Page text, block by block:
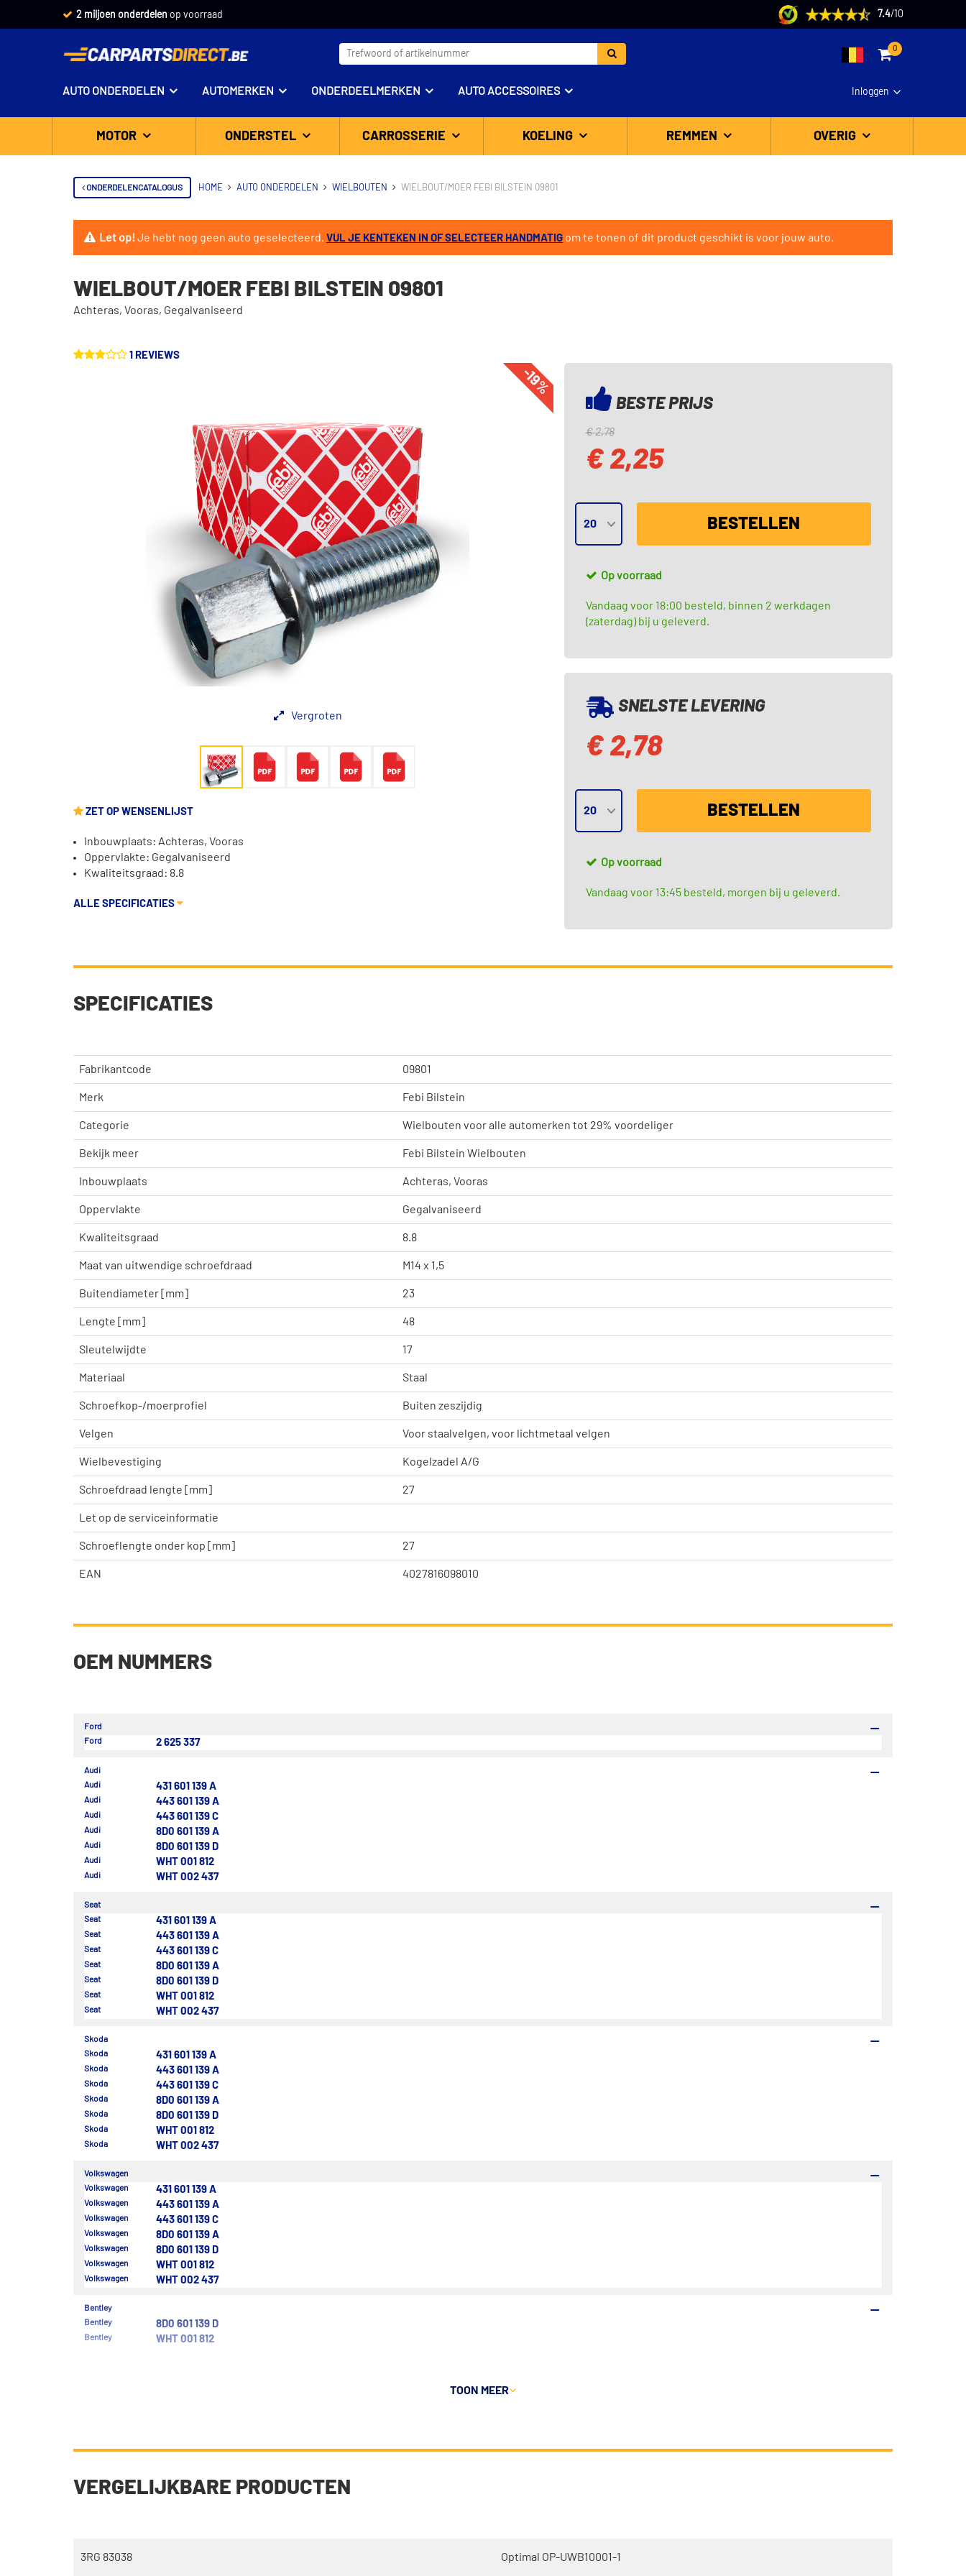
2 miljoen onderdelen op voorraad 7.4/ 10
0
Inloggen
AUTO ONDERDELEN AUTOMERKEN ONDERDEELMERKEN AUTO ACCESSOIRES
MOTOR ONDERSTEL CARROSSERIE KOELING REMMEN OVERIG
ONDERDELENCATALOGUS HOME AUTO ONDERDELEN WIELBOUTEN WIELBOUT/MOER FEBI BILSTEIN 09801
Let op!Je hebt nog geen auto geselecteerd. VUL JE KENTEKEN IN OF SELECTEER HANDMATIG om te tonen of dit product geschikt is voor jouw auto.
WIELBOUT/MOER FEBI BILSTEIN 09801
Achteras, Vooras, Gegalvaniseerd
1 REVIEWS
-19%
Vergroten
ZET OP WENSENLIJST
Inbouwplaats: Achteras, Vooras
Oppervlakte: Gegalvaniseerd
Kwaliteitsgraad: 8.8
ALLE SPECIFICATIES
BESTE PRIJS
€ 2,78
€ 2,25
BESTELLEN
Op voorraad
Vandaag voor 18:00 besteld, binnen 2 werkdagen
(zaterdag) bij u geleverd.
SNELSTE LEVERING
€ 2,78
BESTELLEN
Op voorraad
Vandaag voor 13:45 besteld, morgen bij u geleverd.
SPECIFICATIES
Fabrikantcode 09801
Merk Febi Bilstein
Categorie Wielbouten voor alle automerken tot 29% voordeliger
Bekijk meer Febi Bilstein Wielbouten
Inbouwplaats Achteras, Vooras
Oppervlakte Gegalvaniseerd
Kwaliteitsgraad 8.8
Maat van uitwendige schroefdraad M14 x 1,5
Buitendiameter [mm] 23
Lengte [mm] 48
Sleutelwijdte 17
Materiaal Staal
Schroefkop-/moerprofiel Buiten zeszijdig
Velgen Voor staalvelgen, voor lichtmetaal velgen
Wielbevestiging Kogelzadel A/G
Schroefdraad lengte [mm] 27
Let op de serviceinformatie
Schroeflengte onder kop [mm] 27
EAN 4027816098010
OEM NUMMERS
Ford
Ford
2 625 337
Audi
Audi
431 601 139 A
Audi 443 601 139 A
Audi 443 601 139 C
Audi 8D0 601 139 A
Audi 8D0 601 139 D
Audi WHT 001 812
Audi WHT 002 437
Seat
Seat
431 601 139 A
Seat 443 601 139 A
Seat 443 601 139 C
Seat 8D0 601 139 A
Seat 8D0 601 139 D
Seat WHT 001 812
Seat WHT 002 437
Skoda
Skoda
431 601 139 A
Skoda 443 601 139 A
Skoda 443 601 139 C
Skoda 8D0 601 139 A
Skoda 8D0 601 139 D
Skoda WHT 001 812
Skoda WHT 002 437
Volkswagen
Volkswagen
431 601 139 A
Volkswagen 443 601 139 A
Volkswagen 443 601 139 C
Volkswagen 8D0 601 139 A
Volkswagen 8D0 601 139 D
Volkswagen WHT 001 812
Volkswagen WHT 002 437
Bentley
Bentley
8D0 601 139 D
Bentley WHT 001 812
TOON MEER
VERGELIJKBARE PRODUCTEN
3RG 83038 Optimal OP-UWB10001-1